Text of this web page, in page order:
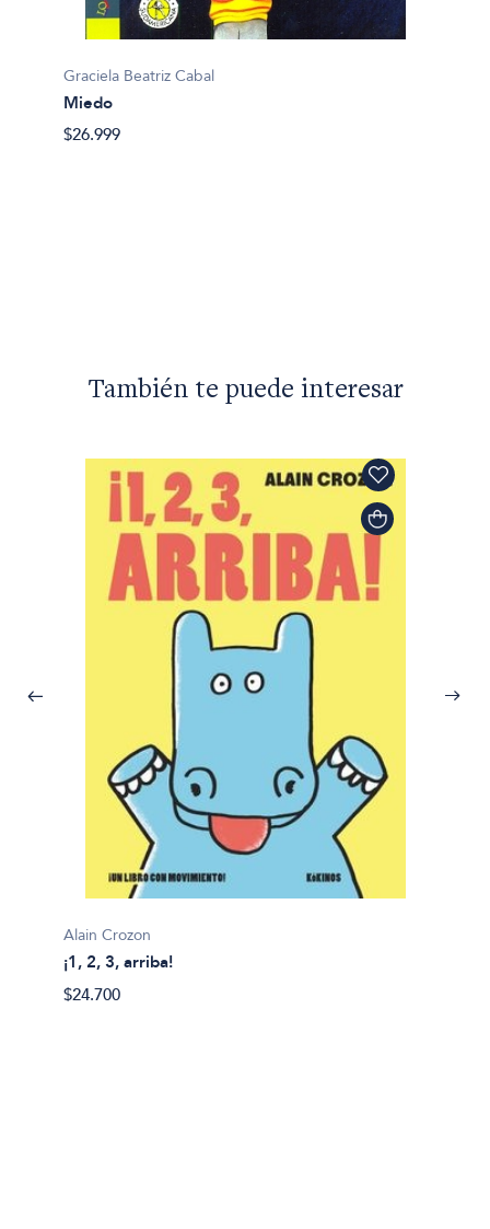
Graciela Beatriz Cabal
Miedo
$26.999
También te puede interesar
Alain Crozon
¡1, 2, 3, arriba!
$24.700